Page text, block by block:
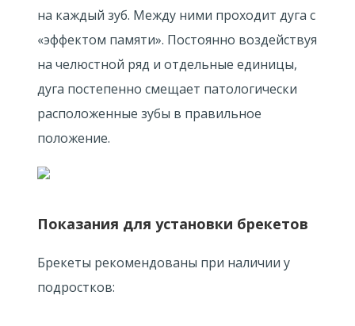
на каждый зуб. Между ними проходит дуга с
«эффектом памяти». Постоянно воздействуя
на челюстной ряд и отдельные единицы,
дуга постепенно смещает патологически
расположенные зубы в правильное
положение.
Показания для установки брекетов
Брекеты рекомендованы при наличии у
подростков: